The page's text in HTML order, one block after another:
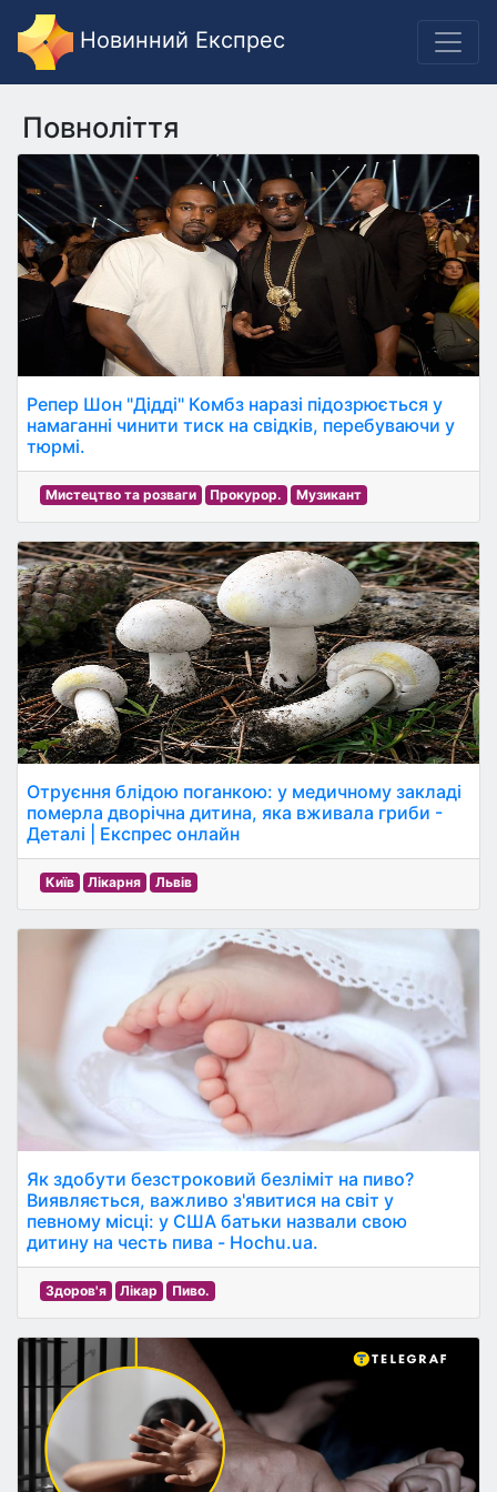
Новинний Експрес
Повноліття
Репер Шон "Дідді" Комбз наразі підозрюється у
намаганні чинити тиск на свідків, перебуваючи у
тюрмі.
Мистецтво та розваги Прокурор. Музикант
Отруєння блідою поганкою: у медичному закладі
померла дворічна дитина, яка вживала гриби -
Деталі | Експрес онлайн
Київ Лікарня Львів
Як здобути безстроковий безліміт на пиво?
Виявляється, важливо з'явитися на світ у
певному місці: у США батьки назвали свою
дитину на честь пива - Hochu.ua.
Здоров'я Лікар Пиво.